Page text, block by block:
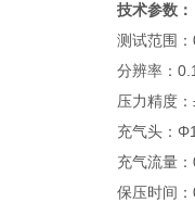
技术参数：
测试范围
分辨率：
压力精度
充气头：
充气流量
保压时间